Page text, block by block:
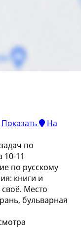
Показать
На
по
10-11
по русскому
книги и
Место
бульварная